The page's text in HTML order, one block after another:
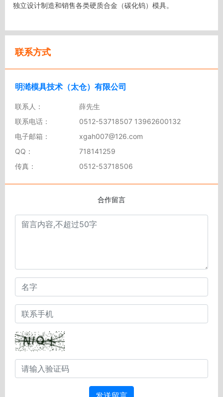
独立设计制造和销售各类硬质合金（碳化钨）模具。
联系方式
明澔模具技术（太仓）有限公司
联系人：
薛先生
联系电话：
0512-53718507 13962600132
电子邮箱：
xgah007@126.com
QQ：
718141259
传真：
0512-53718506
合作留言